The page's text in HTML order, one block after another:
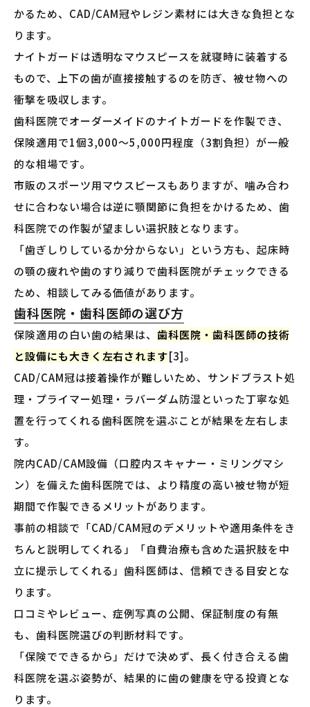
かるため、CAD/CAM冠やレジン素材には大きな負担とな
ります。
ナイトガードは透明なマウスピースを就寝時に装着する
もので、上下の歯が直接接触するのを防ぎ、被せ物への
衝撃を吸収します。
歯科医院でオーダーメイドのナイトガードを作製でき、
保険適用で1個3,000〜5,000円程度（3割負担）が一般
的な相場です。
市販のスポーツ用マウスピースもありますが、噛み合わ
せに合わない場合は逆に顎関節に負担をかけるため、歯
科医院での作製が望ましい選択肢となります。
「歯ぎしりしているか分からない」という方も、起床時
の顎の疲れや歯のすり減りで歯科医院がチェックできる
ため、相談してみる価値があります。
歯科医院・歯科医師の選び方
保険適用の白い歯の結果は、歯科医院・歯科医師の技術
と設備にも大きく左右されます[3]。
CAD/CAM冠は接着操作が難しいため、サンドブラスト処
理・プライマー処理・ラバーダム防湿といった丁寧な処
置を行ってくれる歯科医院を選ぶことが結果を左右しま
す。
院内CAD/CAM設備（口腔内スキャナー・ミリングマシ
ン）を備えた歯科医院では、より精度の高い被せ物が短
期間で作製できるメリットがあります。
事前の相談で「CAD/CAM冠のデメリットや適用条件をき
ちんと説明してくれる」「自費治療も含めた選択肢を中
立に提示してくれる」歯科医師は、信頼できる目安とな
ります。
口コミやレビュー、症例写真の公開、保証制度の有無
も、歯科医院選びの判断材料です。
「保険でできるから」だけで決めず、長く付き合える歯
科医院を選ぶ姿勢が、結果的に歯の健康を守る投資とな
ります。